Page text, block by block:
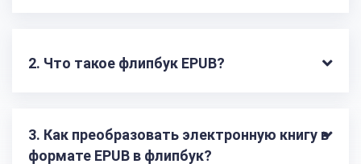
2. Что такое флипбук EPUB?
3. Как преобразовать электронную книгу в
формате EPUB в флипбук?